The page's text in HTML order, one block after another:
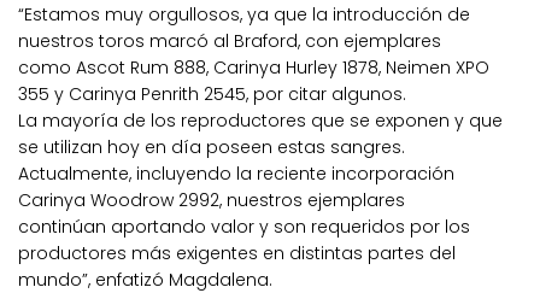
“Estamos muy orgullosos, ya que la introducción de
nuestros toros marcó al Braford, con ejemplares
como Ascot Rum 888, Carinya Hurley 1878, Neimen XPO
355 y Carinya Penrith 2545, por citar algunos.
La mayoría de los reproductores que se exponen y que
se utilizan hoy en día poseen estas sangres.
Actualmente, incluyendo la reciente incorporación
Carinya Woodrow 2992, nuestros ejemplares
continúan aportando valor y son requeridos por los
productores más exigentes en distintas partes del
mundo”, enfatizó Magdalena.